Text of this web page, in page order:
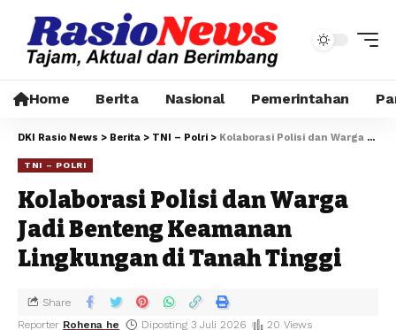
Home Berita Nasional Pemerintahan
DKI Rasio News > Berita > TNI – Polri > Kolaborasi Polisi dan Warga Jadi Benteng Keamanan Lingkungan di Tanah Tinggi
TNI – POLRI
Kolaborasi Polisi dan Warga
Jadi Benteng Keamanan
Lingkungan di Tanah Tinggi
Reporter Rohena he Diposting 3 Juli 2026 20 Views
Share